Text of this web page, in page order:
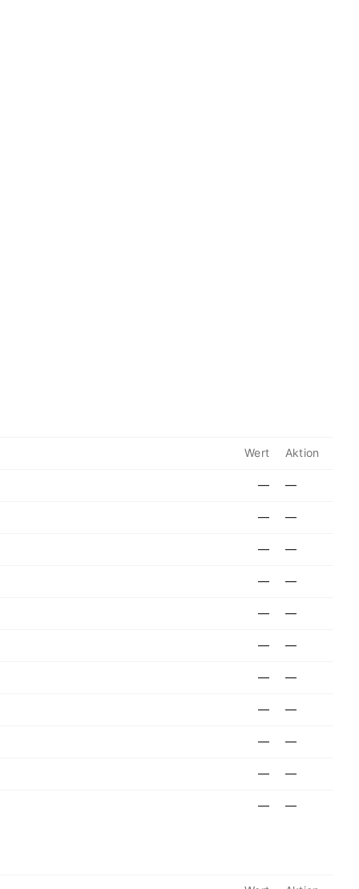
Wert Aktion
— —
— —
— —
— —
— —
— —
— —
— —
— —
— —
— —